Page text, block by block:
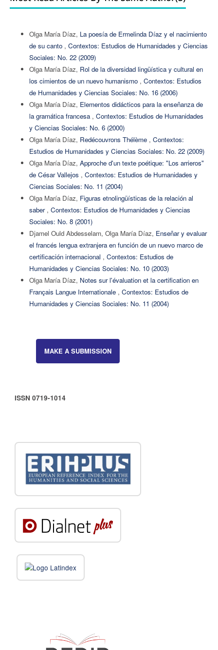
Olga María Díaz, La poesía de Ermelinda Díaz y el nacimiento
de su canto , Contextos: Estudios de Humanidades y Ciencias
Sociales: No. 22 (2009)
Olga María Díaz, Rol de la diversidad lingüística y cultural en
los cimientos de un nuevo humanismo , Contextos: Estudios
de Humanidades y Ciencias Sociales: No. 16 (2006)
Olga María Díaz, Elementos didácticos para la enseñanza de
la gramática francesa , Contextos: Estudios de Humanidades
y Ciencias Sociales: No. 6 (2000)
Olga María Díaz, Redécouvrons Thélème , Contextos:
Estudios de Humanidades y Ciencias Sociales: No. 22 (2009)
Olga María Díaz, Approche d'un texte poétique: "Los arrieros"
de César Vallejos , Contextos: Estudios de Humanidades y
Ciencias Sociales: No. 11 (2004)
Olga María Díaz, Figuras etnolingüísticas de la relación al
saber , Contextos: Estudios de Humanidades y Ciencias
Sociales: No. 8 (2001)
Djamel Ould Abdesselam, Olga María Díaz, Enseñar y evaluar
el francés lengua extranjera en función de un nuevo marco de
certificación internacional , Contextos: Estudios de
Humanidades y Ciencias Sociales: No. 10 (2003)
Olga María Díaz, Notes sur l'évaluation et la certification en
Français Langue Internationale , Contextos: Estudios de
Humanidades y Ciencias Sociales: No. 11 (2004)
MAKE A SUBMISSION
ISSN 0719-1014